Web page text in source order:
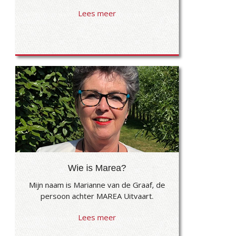
Lees meer
Wie is Marea?
Mijn naam is Marianne van de Graaf, de
persoon achter MAREA Uitvaart.
Lees meer